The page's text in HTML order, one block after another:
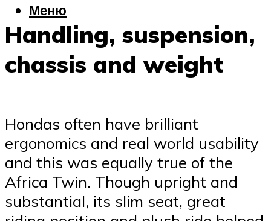
Меню
Handling, suspension,
chassis and weight
Hondas often have brilliant
ergonomics and real world usability
and this was equally true of the
Africa Twin. Though upright and
substantial, its slim seat, great